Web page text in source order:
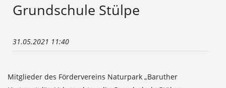
Grundschule Stülpe
31.05.2021 11:40
Mitglieder des Fördervereins Naturpark „Baruther